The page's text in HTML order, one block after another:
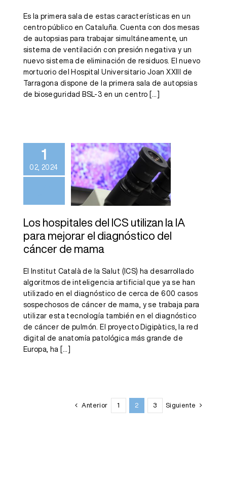
Es la primera sala de estas características en un
centro público en Cataluña. Cuenta con dos mesas
de autopsias para trabajar simultáneamente, un
sistema de ventilación con presión negativa y un
nuevo sistema de eliminación de residuos. El nuevo
mortuorio del Hospital Universitario Joan XXIII de
Tarragona dispone de la primera sala de autopsias
de bioseguridad BSL-3 en un centro [...]
1
02, 2024
del ICS utilizan
la IA para
mejorar el
diagnóstico
del cáncer de
mama
Los hospitales del ICS utilizan la IA
para mejorar el diagnóstico del
cáncer de mama
El Institut Català de la Salut (ICS) ha desarrollado
algoritmos de inteligencia artificial que ya se han
utilizado en el diagnóstico de cerca de 600 casos
sospechosos de cáncer de mama, y se trabaja para
utilizar esta tecnología también en el diagnóstico
de cáncer de pulmón. El proyecto Digipàtics, la red
digital de anatomía patológica más grande de
Europa, ha
[...]
Anterior 1 2 3 Siguiente